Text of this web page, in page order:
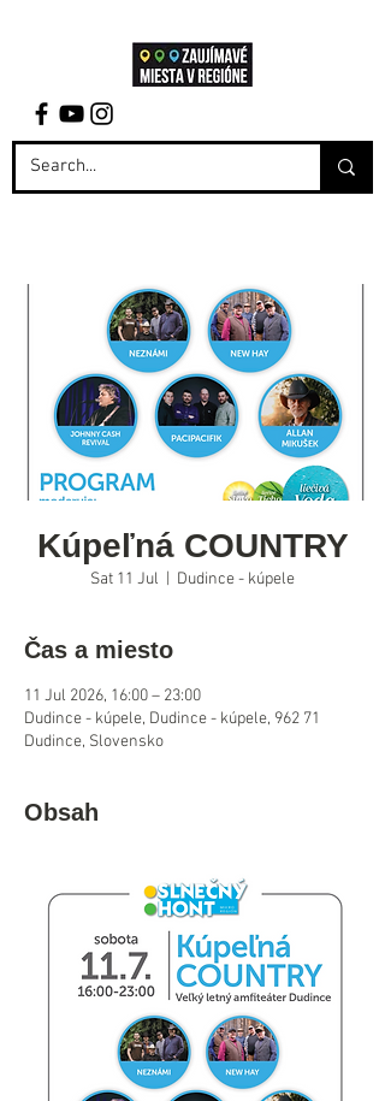
Kúpeľná COUNTRY
Sat 11 Jul Dudince - kúpele
Čas a miesto
11 Jul 2026, 16:00 – 23:00
Dudince - kúpele, Dudince - kúpele, 962 71
Dudince, Slovensko
Obsah